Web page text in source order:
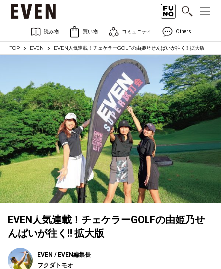
読み物 買い物 コミュニティ Others
TOP EVEN EVEN人気連載！チェケラーGOLFの由姫乃せんぱいが往く‼️ 拡大版
EVEN人気連載！チェケラーGOLFの由姫乃せ
んぱいが往く‼️ 拡大版
EVEN / EVEN編集長
フクダトモオ